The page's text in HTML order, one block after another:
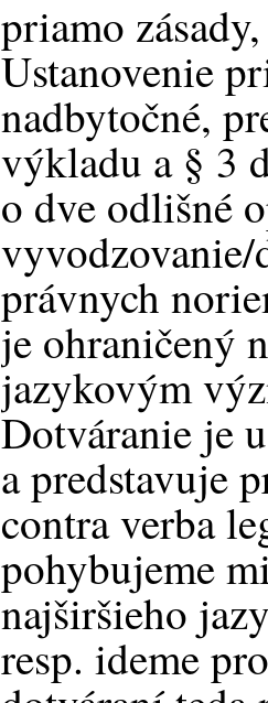
priamo
Ustanovenie
nadbytočné,
výkladu a § 3
o dve odlišné
právnych
je ohraničený
jazykovým
Dotváranie je
a predstavuje
contra verba
pohybujeme
najširšieho
resp. ideme